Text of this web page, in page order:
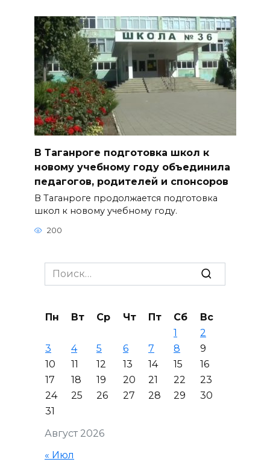
В Таганроге подготовка школ к
новому учебному году объединила
педагогов, родителей и спонсоров
В Таганроге продолжается подготовка
школ к новому учебному году.
200
Search
for:
Август 2026
Пн Вт Ср Чт Пт Сб
Вс
1
2
3
4 5 6 7 8
9
10
11 12 13 14 15
16
17
18 19 20 21 22
23
24
25 26 27 28 29
30
31
« Июл